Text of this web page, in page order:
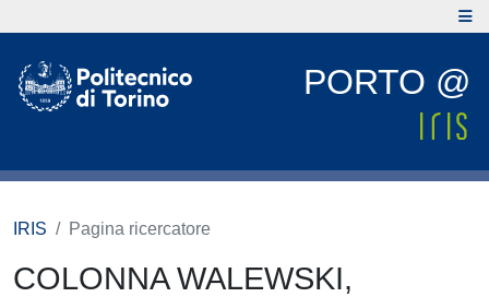
PORTO @
IRIS Pagina ricercatore
COLONNA WALEWSKI,